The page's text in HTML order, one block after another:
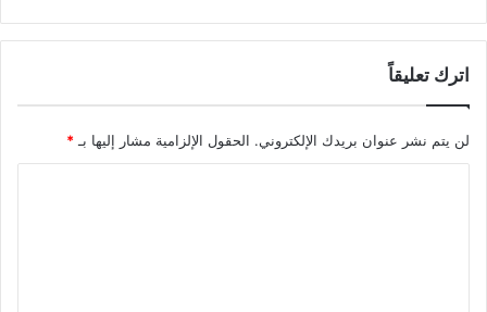
اترك تعليقاً
لن يتم نشر عنوان بريدك الإلكتروني. الحقول الإلزامية مشار إليها بـ*